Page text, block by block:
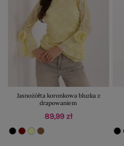
Jasnożółta koronkowa bluzka z
drapowaniem
89,99 zł